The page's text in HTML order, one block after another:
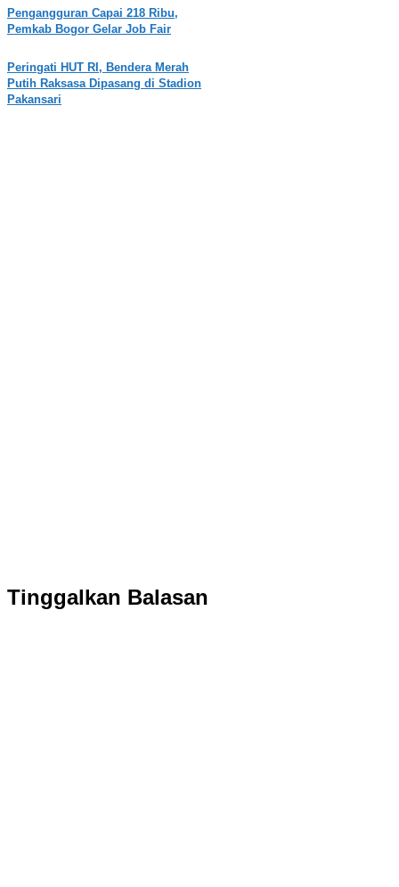
Pengangguran Capai 218 Ribu,
Pemkab Bogor Gelar Job Fair
Peringati HUT RI, Bendera Merah
Putih Raksasa Dipasang di Stadion
Pakansari
Tinggalkan Balasan